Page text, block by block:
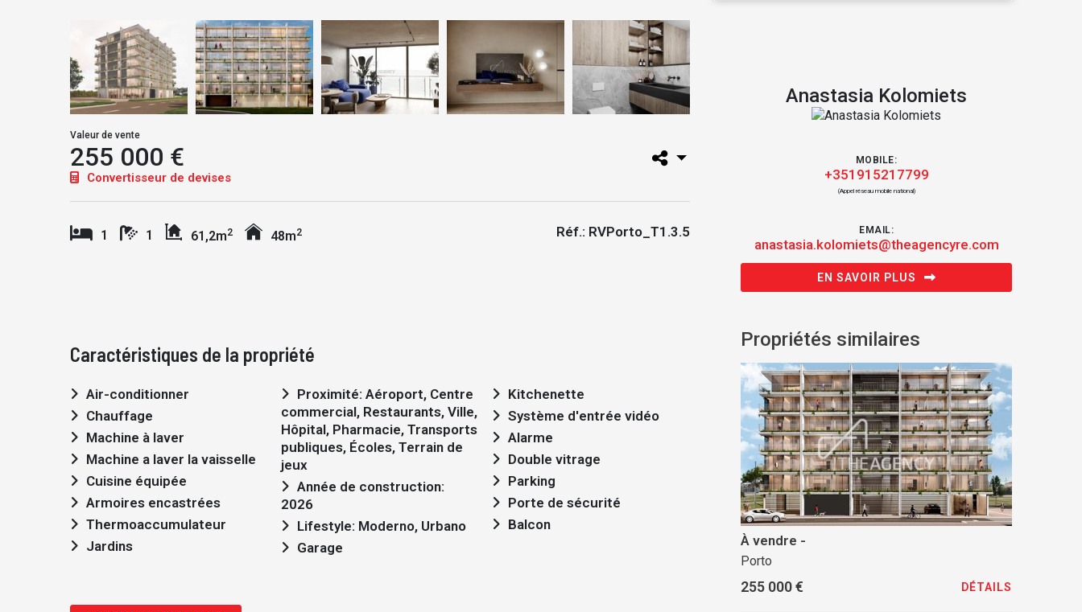
Valeur de vente
255 000 €
Convertisseur de devises
1 1 61,2m2 48m2 Réf.: RVPorto_T1.3.5
Caractéristiques de la propriété
Air-conditionner
Chauffage
Machine à laver
Machine a laver la vaisselle
Cuisine équipée
Armoires encastrées
Thermoaccumulateur
Jardins
commercial, Restaurants, Ville,
Hôpital, Pharmacie, Transports
publiques, Écoles, Terrain de
jeux
2026
Lifestyle: Moderno, Urbano
Garage
Kitchenette
Système d'entrée vidéo
Alarme
Double vitrage
Parking
Porte de sécurité
Balcon
Anastasia Kolomiets
MOBILE:
+351915217799
(Appel réseau mobile national)
EMAIL:
anastasia.kolomiets@theagencyre.com
EN SAVOIR PLUS
Propriétés similaires
À vendre -
Porto
255 000 € DÉTAILS